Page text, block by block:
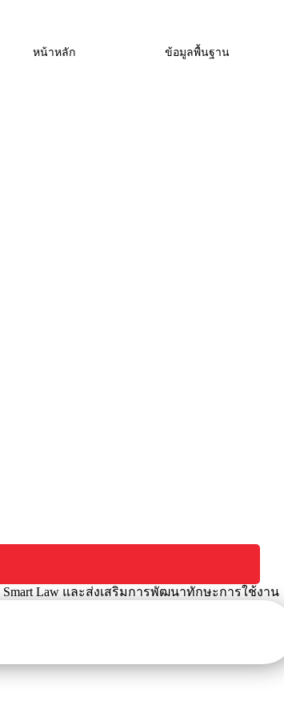
หน้าหลัก ข้อมูลพื้นฐาน
และส่งเสริมการพัฒนาทักษะการใช้งานระบบฐาน
งานส่สวนตำบล พนักงานจ้างตามภารกิจ พนักงานจ้า